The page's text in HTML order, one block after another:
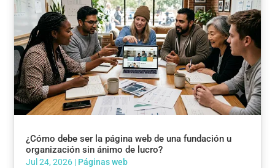
¿Cómo debe ser la página web de una fundación u
organización sin ánimo de lucro?
Jul 24, 2026 | Páginas web